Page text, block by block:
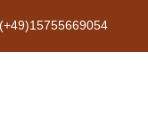
(+49)15755669054